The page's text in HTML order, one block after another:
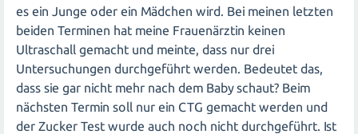
es ein Junge oder ein Mädchen wird. Bei meinen letzten
beiden Terminen hat meine Frauenärztin keinen
Ultraschall gemacht und meinte, dass nur drei
Untersuchungen durchgeführt werden. Bedeutet das,
dass sie gar nicht mehr nach dem Baby schaut? Beim
nächsten Termin soll nur ein CTG gemacht werden und
der Zucker Test wurde auch noch nicht durchgeführt. Ist